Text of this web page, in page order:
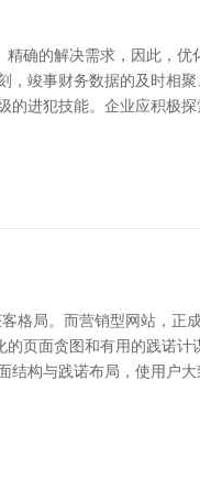
确的解决需求，因此，
竣事财务数据的及时相
的进犯技能。企业应积极
局。而营销型网站，正
页面贪图和有用的践诺
构与践诺布局，使用户